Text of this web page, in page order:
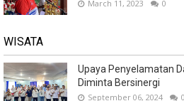
March 11, 2023 0
WISATA
Upaya Penyelamatan
Diminta Bersinergi
September 06, 2024 0